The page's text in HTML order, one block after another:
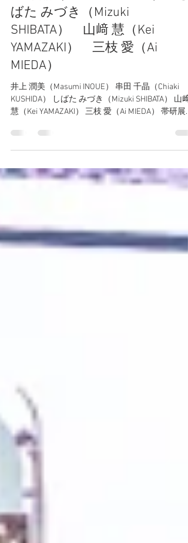
井上 潤美（Masumi INOUE） 串
田 千晶（Chiaki KUSHIDA） し
ばた みづき（Mizuki
SHIBATA） 山﨑 慧（Kei
YAMAZAKI） 三枝 愛（Ai
MIEDA）
KUSHIDA） しばた みづき（Mizuki SHIBATA） 山﨑
慧（Kei YAMAZAKI） 三枝 愛（Ai MIEDA） 帯研展覧